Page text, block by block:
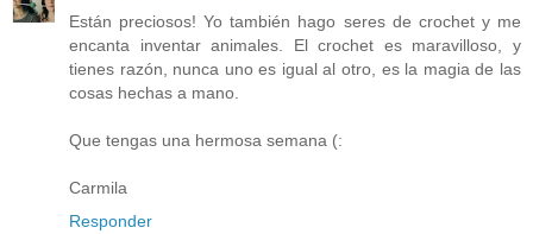
Están preciosos! Yo también hago seres de crochet y me
encanta inventar animales. El crochet es maravilloso, y
tienes razón, nunca uno es igual al otro, es la magia de las
cosas hechas a mano.
Que tengas una hermosa semana (:
Carmila
Responder